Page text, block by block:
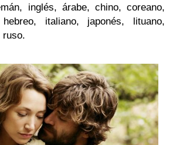
inglés, árabe, chino, coreano,
italiano, japonés, lituano,
ruso.